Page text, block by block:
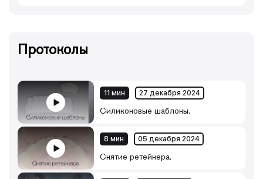
Протоколы
11 мин 27 декабря 2024
Силиконовые шаблоны.
8 мин 05 декабря 2024
Снятие ретейнера.